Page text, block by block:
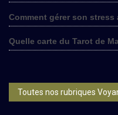
Comment gérer son
Quelle carte du Tarot de
Toutes nos rubriques